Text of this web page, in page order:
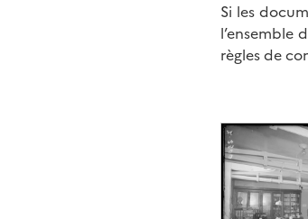
Si les
l’ensemble
règles de